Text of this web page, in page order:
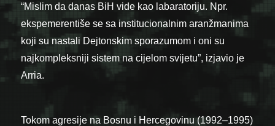
“Mislim da danas BiH vide kao labaratoriju. Npr.
ekspemerentiše se sa institucionalnim aranžmanima
koji su nastali Dejtonskim sporazumom i oni su
najkompleksniji sistem na cijelom svijetu”, izjavio je
Arria.
Tokom agresije na Bosnu i Hercegovinu (1992–1995)